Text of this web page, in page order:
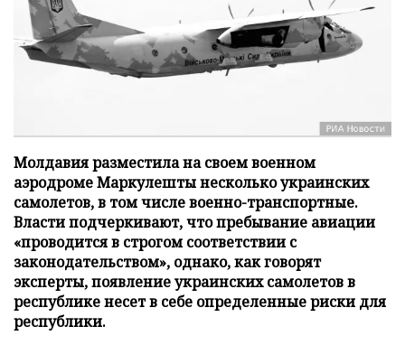
Молдавия разместила на своем военном
аэродроме Маркулешты несколько украинских
самолетов, в том числе военно-транспортные.
Власти подчеркивают, что пребывание авиации
«проводится в строгом соответствии с
законодательством», однако, как говорят
эксперты, появление украинских самолетов в
республике несет в себе определенные риски для
республики.